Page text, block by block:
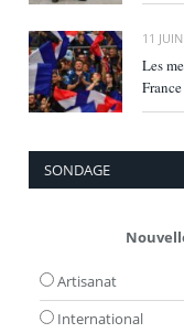
11
Les
SONDAGE
Artisanat
International